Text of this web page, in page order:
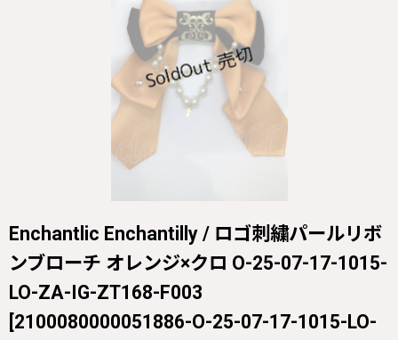
Enchantlic Enchantilly / ロゴ刺繍パールリボ
ンブローチ オレンジ×クロ O-25-07-17-1015-
LO-ZA-IG-ZT168-F003
[2100080000051886-O-25-07-17-1015-LO-